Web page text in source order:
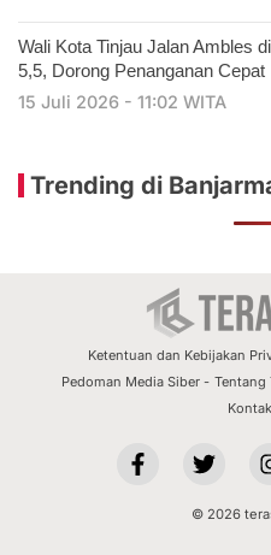
​Wali Kota Tinjau Jalan Ambles
5,5, Dorong Penanganan Cepat
15 Juli 2026 - 11:02 WITA
Trending di
Ketentuan dan Kebijakan
Pedoman Media Siber
Tentang
© 2026